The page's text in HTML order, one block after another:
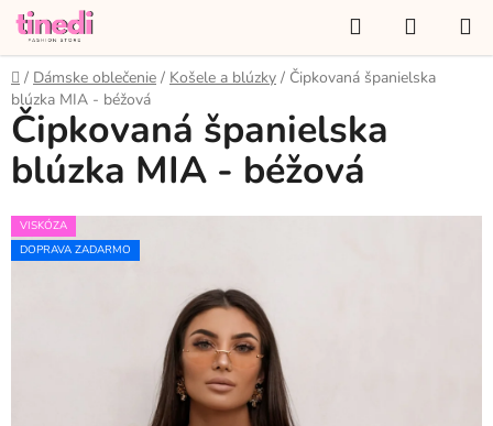
Prejsť
obsah
Hľadať
KOŠÍK
Domov
/ Dámske oblečenie / Košele a blúzky / Čipkovaná španielska
blúzka MIA - béžová
Čipkovaná španielska
blúzka MIA - béžová
VISKÓZA
DOPRAVA ZADARMO